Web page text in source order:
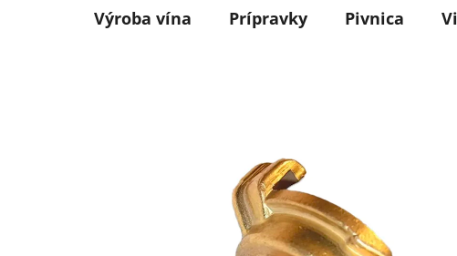
Výroba vína Prípravky Pivnica